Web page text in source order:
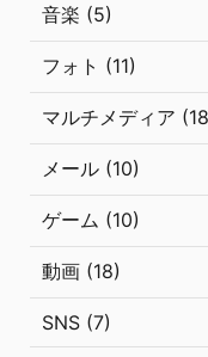
音楽 (5)
フォト (11)
マルチメディア
メール (10)
ゲーム (10)
動画 (18)
SNS (7)